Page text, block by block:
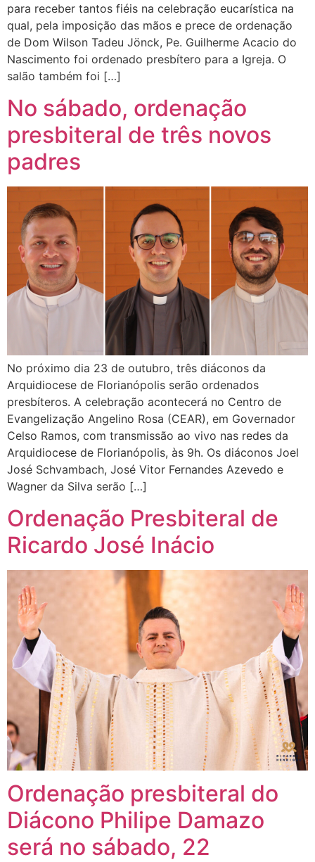
para receber tantos fiéis na celebração eucarística na
qual, pela imposição das mãos e prece de ordenação
de Dom Wilson Tadeu Jönck, Pe. Guilherme Acacio do
Nascimento foi ordenado presbítero para a Igreja. O
salão também foi […]
No sábado, ordenação
presbiteral de três novos
padres
No próximo dia 23 de outubro, três diáconos da
Arquidiocese de Florianópolis serão ordenados
presbíteros. A celebração acontecerá no Centro de
Evangelização Angelino Rosa (CEAR), em Governador
Celso Ramos, com transmissão ao vivo nas redes da
Arquidiocese de Florianópolis, às 9h. Os diáconos Joel
José Schvambach, José Vitor Fernandes Azevedo e
Wagner da Silva serão […]
Ordenação Presbiteral de
Ricardo José Inácio
Ordenação presbiteral do
Diácono Philipe Damazo
será no sábado, 22